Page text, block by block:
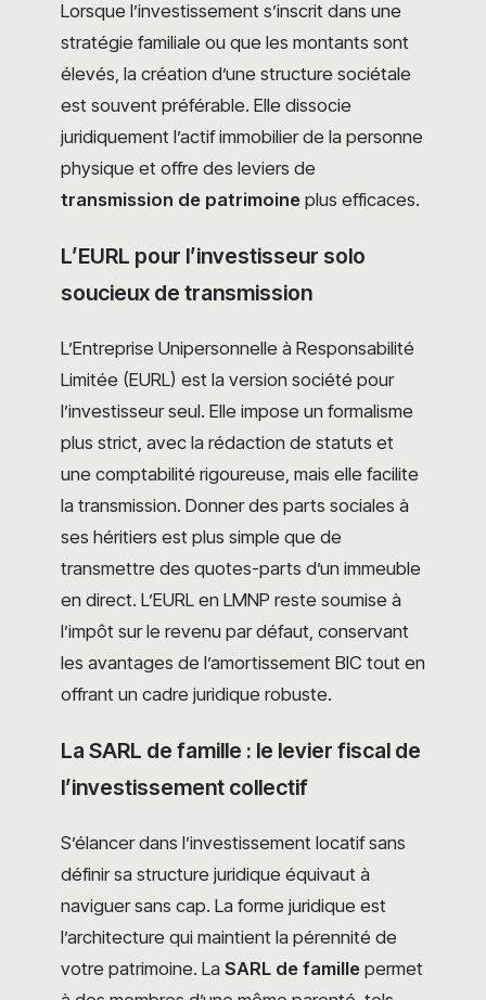
Lorsque l’investissement s’inscrit dans une
stratégie familiale ou que les montants sont
élevés, la création d’une structure sociétale
est souvent préférable. Elle dissocie
juridiquement l’actif immobilier de la personne
physique et offre des leviers de
transmission de patrimoine plus efficaces.
L’EURL pour l’investisseur solo
soucieux de transmission
L’Entreprise Unipersonnelle à Responsabilité
Limitée (EURL) est la version société pour
l’investisseur seul. Elle impose un formalisme
plus strict, avec la rédaction de statuts et
une comptabilité rigoureuse, mais elle facilite
la transmission. Donner des parts sociales à
ses héritiers est plus simple que de
transmettre des quotes-parts d’un immeuble
en direct. L’EURL en LMNP reste soumise à
l’impôt sur le revenu par défaut, conservant
les avantages de l’amortissement BIC tout en
offrant un cadre juridique robuste.
La SARL de famille : le levier fiscal de
l’investissement collectif
S’élancer dans l’investissement locatif sans
définir sa structure juridique équivaut à
naviguer sans cap. La forme juridique est
l’architecture qui maintient la pérennité de
votre patrimoine. La SARL de famille permet